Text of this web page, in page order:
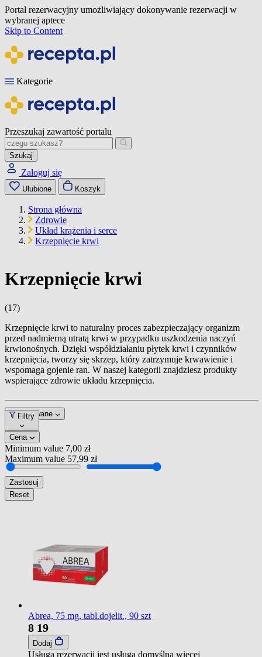
Portal rezerwacyjny umożliwiający dokonywanie rezerwacji w
wybranej aptece
Skip to Content
Kategorie
Przeszukaj zawartość portalu
Szukaj
Zaloguj się
Ulubione Koszyk
Strona główna
Zdrowie
Układ krążenia i serce
Krzepnięcie krwi
Krzepnięcie krwi
(17)
Krzepnięcie krwi to naturalny proces zabezpieczający organizm
przed nadmierną utratą krwi w przypadku uszkodzenia naczyń
krwionośnych. Dzięki współdziałaniu płytek krwi i czynników
krzepnięcia, tworzy się skrzep, który zatrzymuje krwawienie i
wspomaga gojenie ran. W naszej kategorii znajdziesz produkty
wspierające zdrowie układu krzepnięcia.
Dopasowane
Filtry
Cena
Minimum value 7,00 zł
Maximum value 57,99 zł
Zastosuj
Reset
Abrea, 75 mg, tabl.dojelit., 90 szt
8 19
Dodaj
Usługa rezerwacji jest usługą domyślną więcej